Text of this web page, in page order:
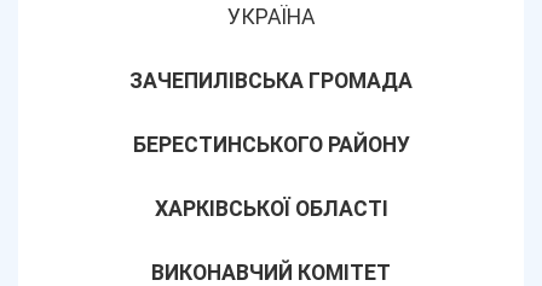
УКРАЇНА
ЗАЧЕПИЛІВСЬКА ГРОМАДА
БЕРЕСТИНСЬКОГО РАЙОНУ
ХАРКІВСЬКОЇ ОБЛАСТІ
ВИКОНАВЧИЙ КОМІТЕТ